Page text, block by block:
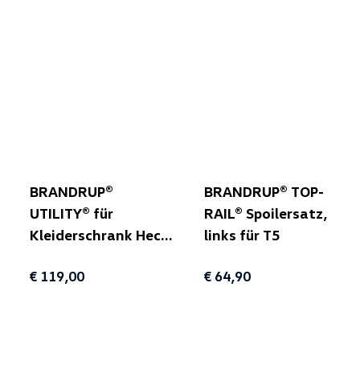
BRANDRUP®
UTILITY® für
Kleiderschrank Heck
für T5/T6/T6.1
€ 119,00
BRANDRUP® TOP-
RAIL® Spoilersatz,
links für T5
€ 64,90